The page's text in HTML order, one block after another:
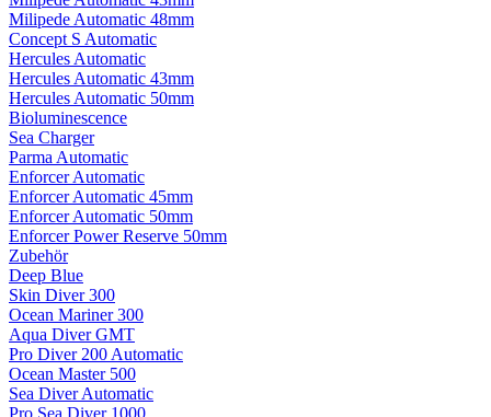
Milipede Automatic 48mm
Concept S Automatic
Hercules Automatic
Hercules Automatic 43mm
Hercules Automatic 50mm
Bioluminescence
Sea Charger
Parma Automatic
Enforcer Automatic
Enforcer Automatic 45mm
Enforcer Automatic 50mm
Enforcer Power Reserve 50mm
Zubehör
Deep Blue
Skin Diver 300
Ocean Mariner 300
Aqua Diver GMT
Pro Diver 200 Automatic
Ocean Master 500
Sea Diver Automatic
Pro Sea Diver 1000